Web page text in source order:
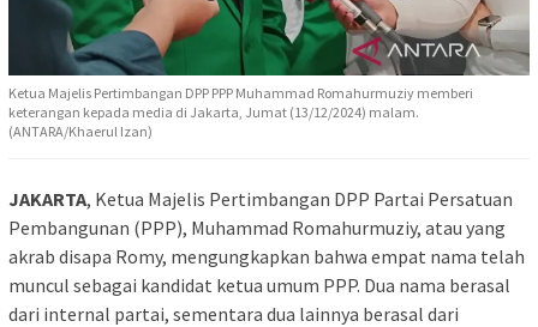
Ketua Majelis Pertimbangan DPP PPP Muhammad Romahurmuziy memberi
keterangan kepada media di Jakarta, Jumat (13/12/2024) malam.
(ANTARA/Khaerul Izan)
JAKARTA, Ketua Majelis Pertimbangan DPP Partai Persatuan
Pembangunan (PPP), Muhammad Romahurmuziy, atau yang
akrab disapa Romy, mengungkapkan bahwa empat nama telah
muncul sebagai kandidat ketua umum PPP. Dua nama berasal
dari internal partai, sementara dua lainnya berasal dari